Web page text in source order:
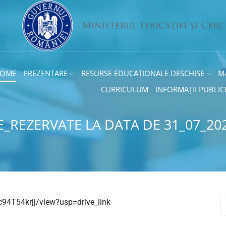
PREZENTARE RESURSE EDUCAȚIONALE DESCHISE
CURRICULUM
INFORMAȚII
LA DATA DE
view?usp=drive_link